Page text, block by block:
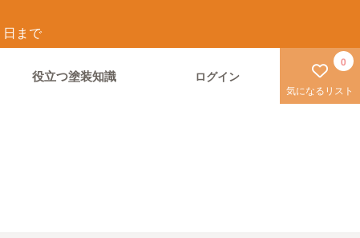
日まで
役立つ塗装知識 ログイン
気になるリスト
0